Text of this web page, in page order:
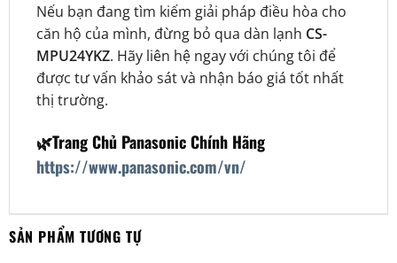
Nếu bạn đang tìm kiếm giải pháp điều hòa cho
căn hộ của mình, đừng bỏ qua dàn lạnh CS-
MPU24YKZ. Hãy liên hệ ngay với chúng tôi để
được tư vấn khảo sát và nhận báo giá tốt nhất
thị trường.
🌿Trang Chủ Panasonic Chính Hãng
https://www.panasonic.com/vn/
SẢN PHẨM TƯƠNG TỰ